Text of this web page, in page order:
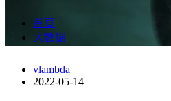
首页
大数据
vlambda
2022-05-14